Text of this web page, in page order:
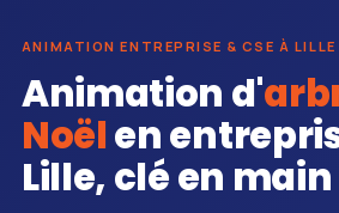
ANIMATION ENTREPRISE & CSE À LILLE
Animation d'
Noëlen
Lille, clé en main